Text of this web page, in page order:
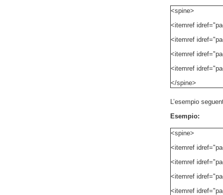
<spine>
<itemref
<itemref
<itemref
<itemref
</spine>
L’esempio
Esempio:
<spine>
<itemref
<itemref
<itemref
<itemref